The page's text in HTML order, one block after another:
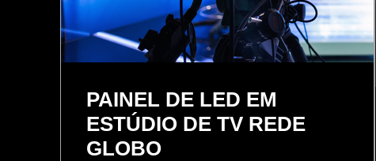
PAINEL DE LED EM
ESTÚDIO DE TV REDE
GLOBO